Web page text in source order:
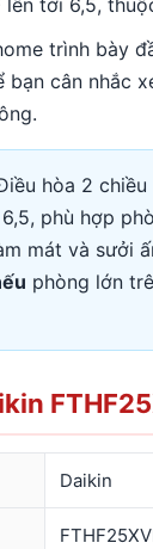
tới 6,5,
trình bày
cân nhắc
hòa 2
phù hợp
mát và sưởi
phòng lớn
Daikin